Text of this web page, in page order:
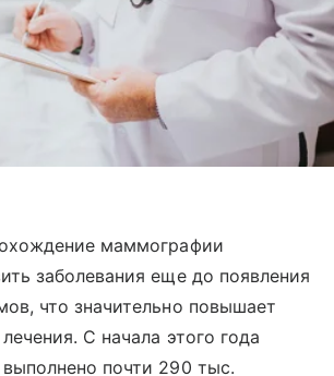
маммографии
заболевания еще до появления
что значительно повышает
С начала этого года
почти 290 тыс.